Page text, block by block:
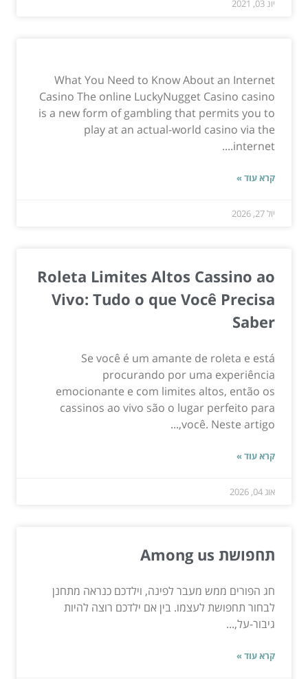
יונ 03, 2021
What You Need to Know About an Internet
Casino The online LuckyNugget Casino casino
is a new form of gambling that permits you to
play at an actual-world casino via the
internet....
קרא עוד »
יול 27, 2026
Roleta Limites Altos Cassino ao
Vivo: Tudo o que Você Precisa
Saber
Se você é um amante de roleta e está
procurando por uma experiência
emocionante e com limites altos, então os
cassinos ao vivo são o lugar perfeito para
você. Neste artigo,...
קרא עוד »
אוג 04, 2026
תחפושת Among us
חג הפורים ממש מעבר לפינה, וילדכם כנראה מתחנן
לבחור תחפושת לעצמו. בין אם ילדכם רוצה להיות
גיבור-על,...
קרא עוד »